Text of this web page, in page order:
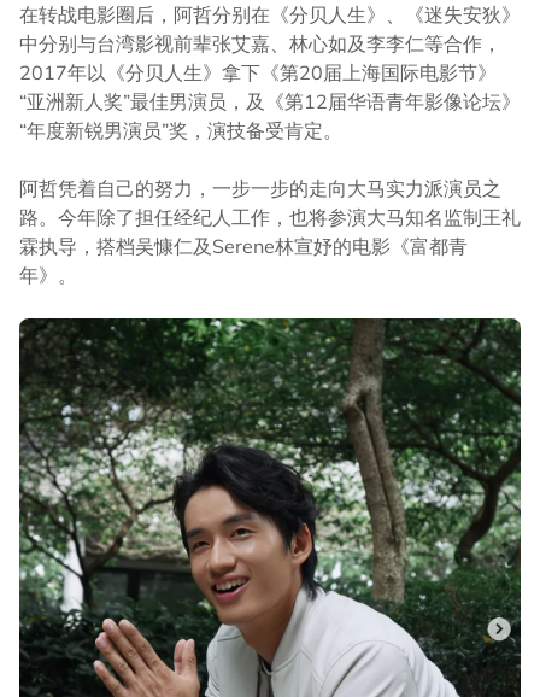
在转战电影圈后，阿哲分别在《分贝人生》、《迷失安狄》
中分别与台湾影视前辈张艾嘉、林心如及李李仁等合作，
2017年以《分贝人生》拿下《第20届上海国际电影节》
“亚洲新人奖”最佳男演员，及《第12届华语青年影像论坛》
“年度新锐男演员”奖，演技备受肯定。
阿哲凭着自己的努力，一步一步的走向大马实力派演员之
路。今年除了担任经纪人工作，也将参演大马知名监制王礼
霖执导，搭档吴慷仁及Serene林宣妤的电影《富都青
年》。